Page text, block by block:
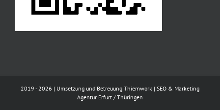
2019 - 2026 | Umsetzung und Betreuung Thiemwork | SEO & Marketing
Agentur Erfurt / Thüringen